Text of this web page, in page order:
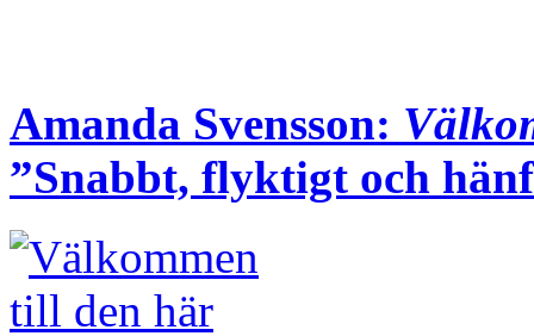
Amanda Svensson:
”Snabbt, flyktigt och